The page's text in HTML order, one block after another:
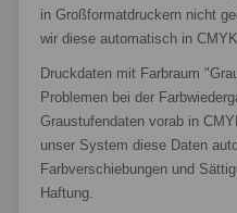
in Großformatdruckern nicht
wir diese automatisch in
Druckdaten mit Farbraum
Problemen bei der
Graustufendaten vorab in
unser System diese Daten
Farbverschiebungen und
Haftung.